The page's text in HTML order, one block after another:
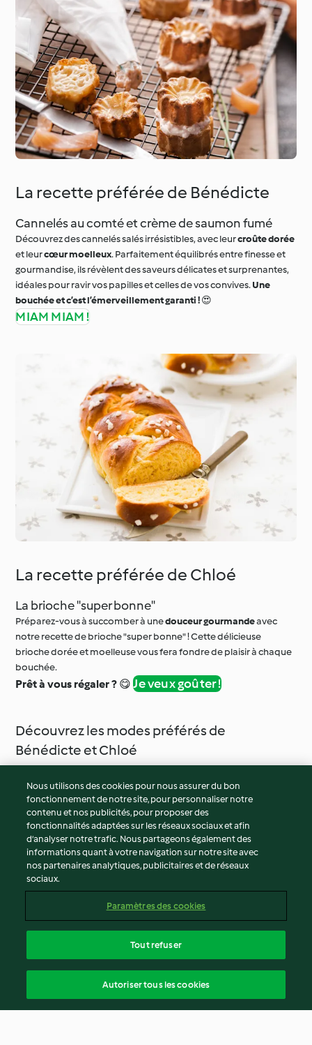
La recette préférée de Bénédicte
Cannelés au comté et crème de saumon fumé
Découvrez des cannelés salés irrésistibles, avec leurcroûte dorée
et leurcœur moelleux. Parfaitement équilibrés entre finesse et
gourmandise, ils révèlent des saveurs délicates et surprenantes,
idéales pour ravir vos papilles et celles de vos convives.Une
bouchée et c’est l’émerveillement garanti !😍
MIAM MIAM !
La recette préférée de Chloé
La brioche "super bonne"
Préparez-vous à succomber à unedouceur gourmandeavec
notre recette de brioche "super bonne" ! Cette délicieuse
brioche dorée et moelleuse vous fera fondre de plaisir à chaque
bouchée.
Prêt à vous régaler ? 😋Je veux goûter !
Découvrez les modes préférés de
Bénédicte et Chloé
Cuisson des œufs Nettoyage
Nous utilisons des cookies pour nous assurer du bon
fonctionnement de notre site, pour personnaliser notre
contenu et nos publicités, pour proposer des
fonctionnalités adaptées sur les réseaux sociaux et afin
d’analyser notre trafic. Nous partageons également des
informations quant à votre navigation sur notre site avec
nos partenaires analytiques, publicitaires et de réseaux
sociaux.
Paramètres des cookies
Tout refuser
Autoriser tous les cookies